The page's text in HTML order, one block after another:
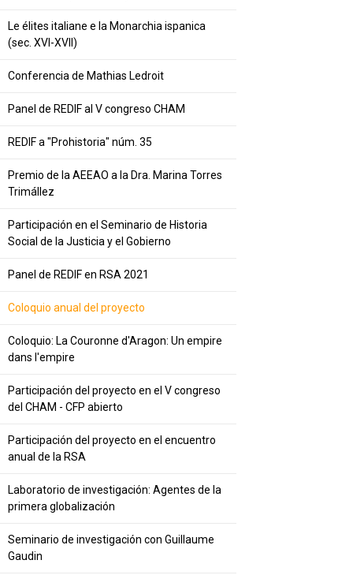
Le élites italiane e la Monarchia ispanica
(sec. XVI-XVII)
Conferencia de Mathias Ledroit
Panel de REDIF al V congreso CHAM
REDIF a "Prohistoria" núm. 35
Premio de la AEEAO a la Dra. Marina Torres
Trimállez
Participación en el Seminario de Historia
Social de la Justicia y el Gobierno
Panel de REDIF en RSA 2021
Coloquio anual del proyecto
Coloquio: La Couronne d'Aragon: Un empire
dans l'empire
Participación del proyecto en el V congreso
del CHAM - CFP abierto
Participación del proyecto en el encuentro
anual de la RSA
Laboratorio de investigación: Agentes de la
primera globalización
Seminario de investigación con Guillaume
Gaudin